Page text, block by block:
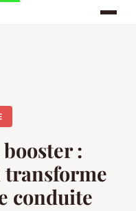
:
conduite